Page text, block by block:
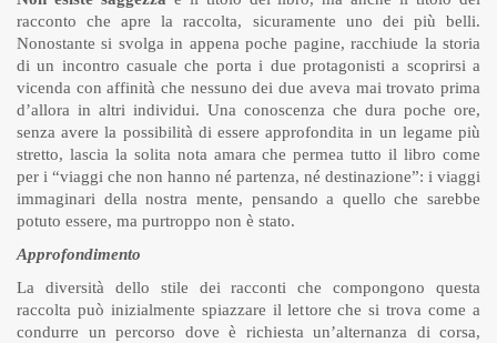
racconto che apre la raccolta, sicuramente uno dei più belli.
Nonostante si svolga in appena poche pagine, racchiude la storia
di un incontro casuale che porta i due protagonisti a scoprirsi a
vicenda con affinità che nessuno dei due aveva mai trovato prima
d’allora in altri individui. Una conoscenza che dura poche ore,
senza avere la possibilità di essere approfondita in un legame più
stretto, lascia la solita nota amara che permea tutto il libro come
per i “viaggi che non hanno né partenza, né destinazione”: i viaggi
immaginari della nostra mente, pensando a quello che sarebbe
potuto essere, ma purtroppo non è stato.
Approfondimento
La diversità dello stile dei racconti che compongono questa
raccolta può inizialmente spiazzare il lettore che si trova come a
condurre un percorso dove è richiesta un’alternanza di corsa,